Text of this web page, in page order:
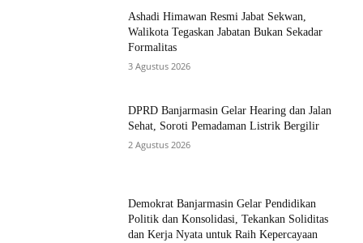
Ashadi Himawan Resmi Jabat Sekwan,
Walikota Tegaskan Jabatan Bukan Sekadar
Formalitas
3 Agustus 2026
DPRD Banjarmasin Gelar Hearing dan Jalan
Sehat, Soroti Pemadaman Listrik Bergilir
2 Agustus 2026
Demokrat Banjarmasin Gelar Pendidikan
Politik dan Konsolidasi, Tekankan Soliditas
dan Kerja Nyata untuk Raih Kepercayaan